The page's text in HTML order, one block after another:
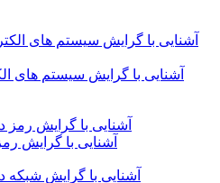
آشنایی با گرایش سیستم های
آشنایی با گرایش